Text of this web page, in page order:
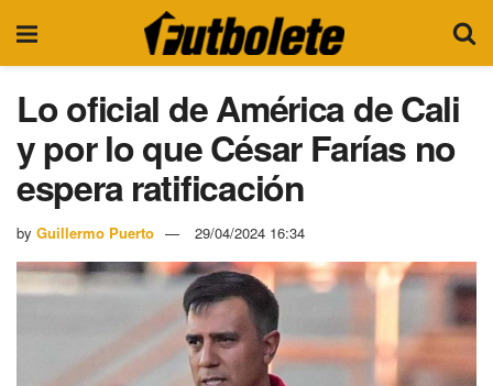
Lo oficial de América de Cali
y por lo que César Farías no
espera ratificación
by Guillermo Puerto 29/04/2024 16:34